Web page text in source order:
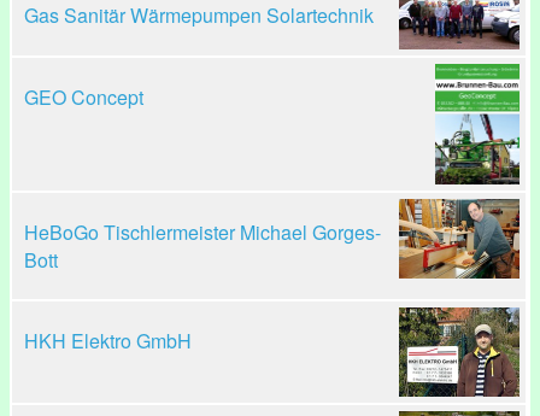
Gas Sanitär Wärmepumpen Solartechnik
GEO Concept
HeBoGo Tischlermeister Michael Gorges-
Bott
HKH Elektro GmbH